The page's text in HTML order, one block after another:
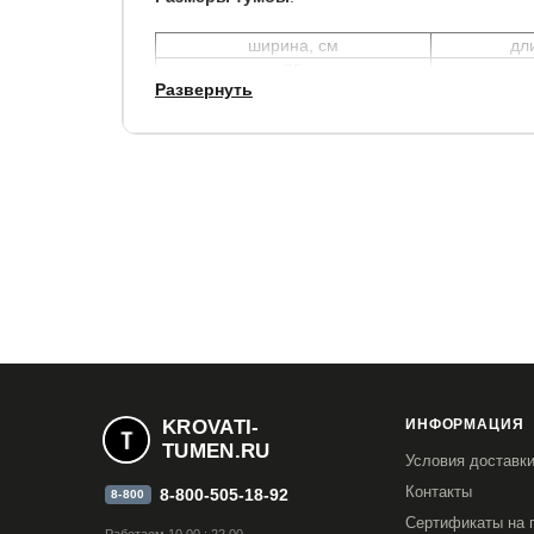
ширина, см
Развернуть
KROVATI-
TUMEN.RU
8-800 8-800-505-18-92
ИНФОРМАЦИЯ
Условия доставки
Контакты
Сертификаты на